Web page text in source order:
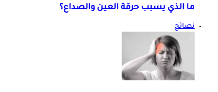
ما الذي يسبب حرقة العين والصداع؟
نصائح